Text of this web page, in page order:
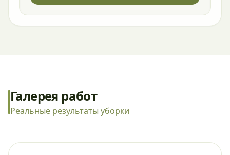
Галерея работ
Реальные результаты уборки